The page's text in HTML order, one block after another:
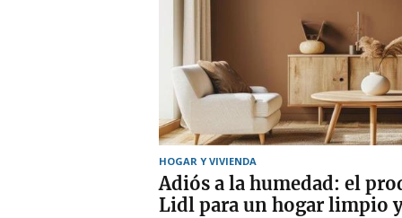
HOGAR Y VIVIENDA
Adiós a la humedad: el
Lidl para un hogar limpio